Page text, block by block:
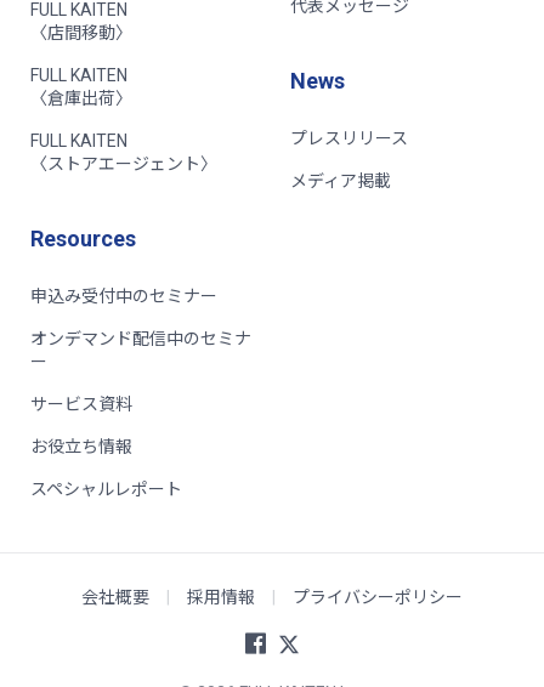
FULL KAITEN
〈店間移動〉
FULL KAITEN
〈倉庫出荷〉
FULL KAITEN
〈ストアエージェント〉
代表メッセージ
News
プレスリリース
メディア掲載
Resources
申込み受付中のセミナー
オンデマンド配信中のセミナ
ー
サービス資料
お役立ち情報
スペシャルレポート
会社概要 採用情報 プライバシーポリシー